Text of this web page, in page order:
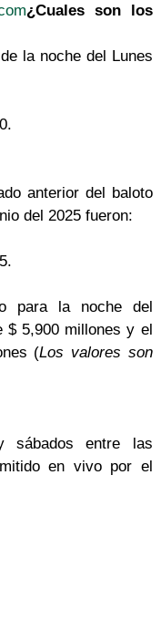
¿Cuales son los
la noche del Lunes
anterior del baloto
del 2025 fueron:
para la noche del
$ 5,900 millones y el
(Los valores son
sábados entre las
en vivo por el